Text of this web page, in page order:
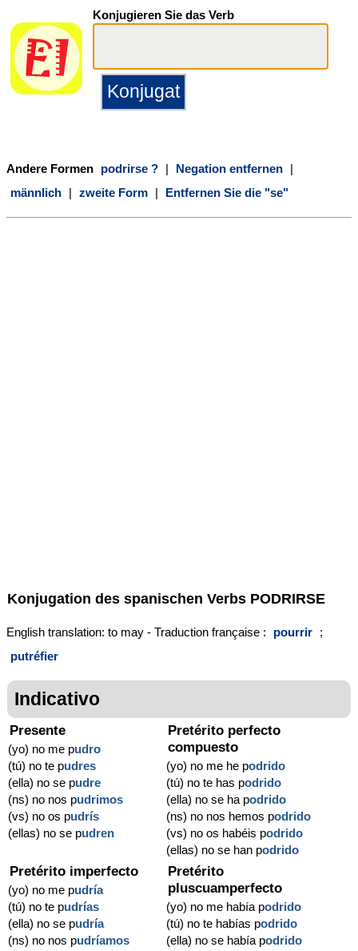
Konjugieren Sie das Verb
Andere Formen podrirse ? | Negation entfernen |
männlich | zweite Form | Entfernen Sie die "se"
Konjugation des spanischen Verbs PODRIRSE
English translation: to may - Traduction française : pourrir ;
putréfier
Indicativo
Presente
(yo) no me pudro
(tú) no te pudres
(ella) no se pudre
(ns) no nos pudrimos
(vs) no os pudrís
(ellas) no se pudren
Pretérito perfecto
compuesto
(yo) no me he podrido
(tú) no te has podrido
(ella) no se ha podrido
(ns) no nos hemos podrido
(vs) no os habéis podrido
(ellas) no se han podrido
Pretérito imperfecto
(yo) no me pudría
(tú) no te pudrías
(ella) no se pudría
(ns) no nos pudríamos
Pretérito
pluscuamperfecto
(yo) no me había podrido
(tú) no te habías podrido
(ella) no se había podrido